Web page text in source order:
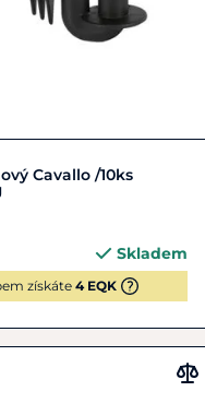
Do košíku
Cavallo /10ks
Skladem
získáte4 EQK